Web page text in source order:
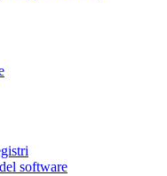
software